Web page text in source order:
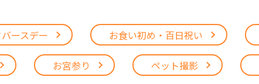
ファミリーフォト 誕生日 プロフィール写真・宣材写真
ースデー お食い初め・百日祝い
お宮参り ペット撮影